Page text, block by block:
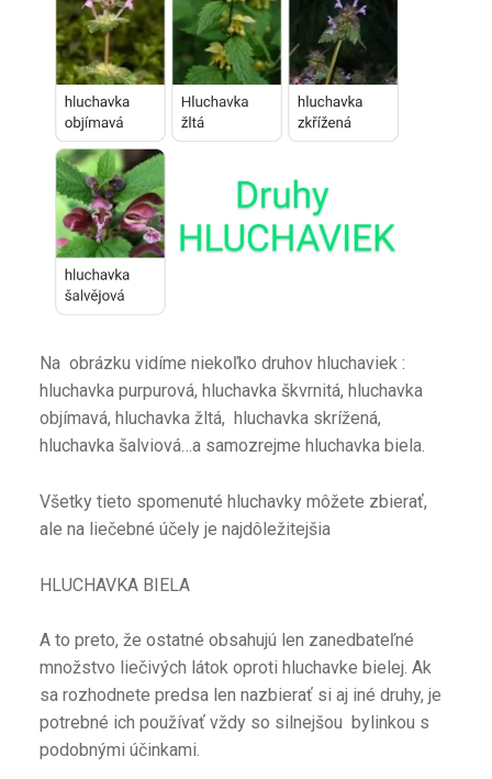
Na obrázku vidíme niekoľko druhov hluchaviek :
hluchavka purpurová, hluchavka škvrnitá, hluchavka
objímavá, hluchavka žltá, hluchavka skrížená,
hluchavka šalviová…a samozrejme hluchavka biela.
Všetky tieto spomenuté hluchavky môžete zbierať,
ale na liečebné účely je najdôležitejšia
HLUCHAVKA BIELA
A to preto, že ostatné obsahujú len zanedbateľné
množstvo liečivých látok oproti hluchavke bielej. Ak
sa rozhodnete predsa len nazbierať si aj iné druhy, je
potrebné ich používať vždy so silnejšou bylinkou s
podobnými účinkami.